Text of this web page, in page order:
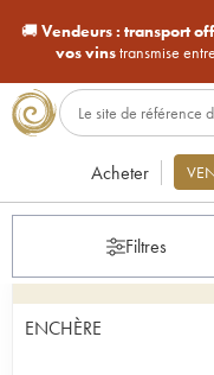
🚚Vendeurs : transport
vos vinstransmise
Acheter
Filtres
ENCHÈRE